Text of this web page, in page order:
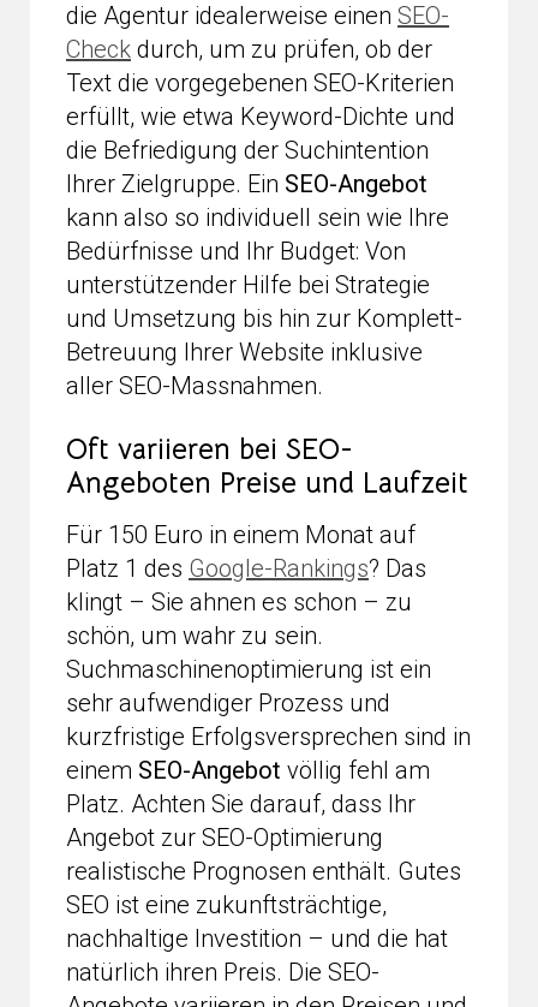
die Agentur idealerweise einen SEO-
Check durch, um zu prüfen, ob der
Text die vorgegebenen SEO-Kriterien
erfüllt, wie etwa Keyword-Dichte und
die Befriedigung der Suchintention
Ihrer Zielgruppe. Ein SEO-Angebot
kann also so individuell sein wie Ihre
Bedürfnisse und Ihr Budget: Von
unterstützender Hilfe bei Strategie
und Umsetzung bis hin zur Komplett-
Betreuung Ihrer Website inklusive
aller SEO-Massnahmen.
Oft variieren bei SEO-
Angeboten Preise und Laufzeit
Für 150 Euro in einem Monat auf
Platz 1 des Google-Rankings? Das
klingt – Sie ahnen es schon – zu
schön, um wahr zu sein.
Suchmaschinenoptimierung ist ein
sehr aufwendiger Prozess und
kurzfristige Erfolgsversprechen sind in
einem SEO-Angebot völlig fehl am
Platz. Achten Sie darauf, dass Ihr
Angebot zur SEO-Optimierung
realistische Prognosen enthält. Gutes
SEO ist eine zukunftsträchtige,
nachhaltige Investition – und die hat
natürlich ihren Preis. Die SEO-